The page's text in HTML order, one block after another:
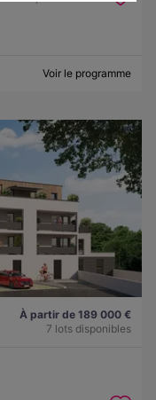
Voir le programme
À partir de 189 000 €
7 lots disponibles